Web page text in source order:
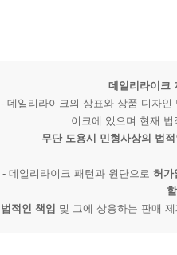
데일리라이크
- 데일리라이크의 상표와 상품 디자
이크에 있으며 현재
무단 도용시 민형사상의 법
- 데일리라이크 패턴과 원단으로 허가
법적인 책임 및 그에 상응하는 판매